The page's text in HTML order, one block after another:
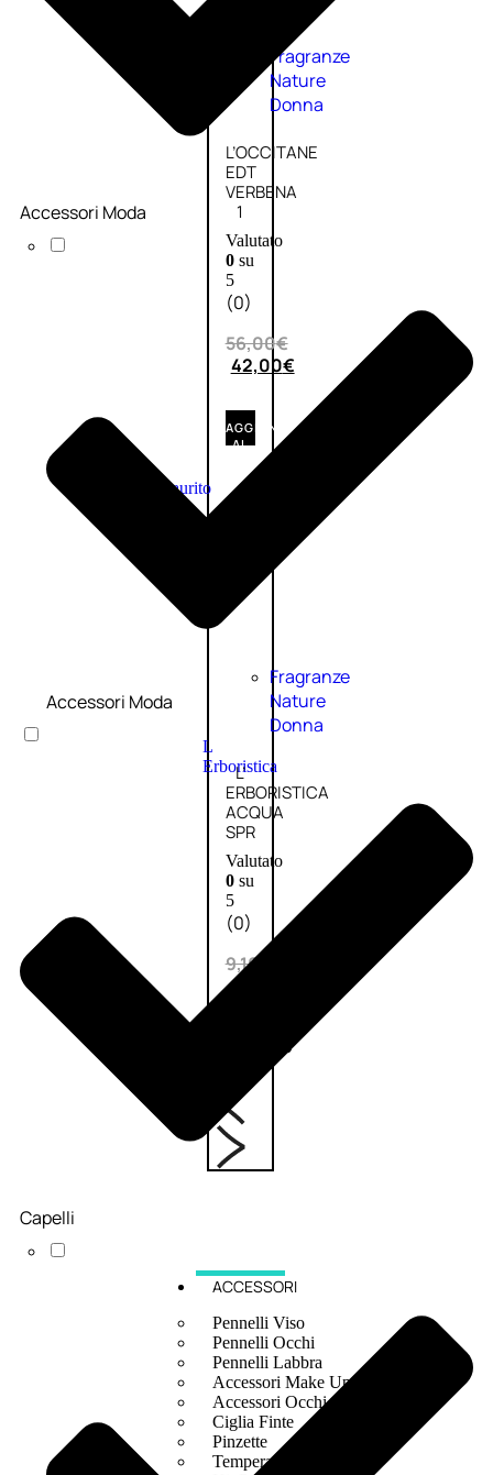
Fragranze
Nature
Donna
L’OCCITANE
EDT
VERBENA
1
Valutato
0su
5
(0)
56,00€
42,00€
AGGIUNGI
AL
CARRELLO
Esaurito
Fragranze
Nature
Donna
L
Erboristica
L’
ERBORISTICA
ACQUA
SPR
Valutato
0su
5
(0)
9,10
6,83
ESAURITO
ACCESSORI
Pennelli Viso
Pennelli Occhi
Pennelli Labbra
Accessori Make Up
Accessori Occhi
Ciglia Finte
Pinzette
Temperamatite
Accessori Moda
Accessori Moda
Capelli